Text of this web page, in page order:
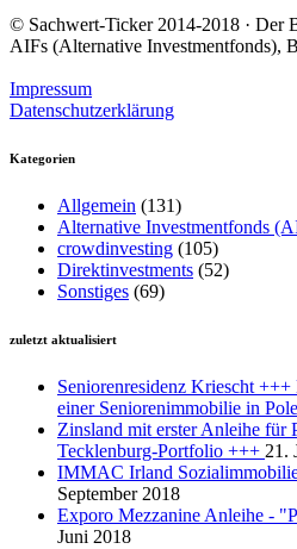
© Sachwert-Ticker 2014-2018 · Der
AIFs (Alternative Investmentfonds),
Impressum
Datenschutzerklärung
Kategorien
Allgemein (131)
Alternative Investmentfonds
crowdinvesting (105)
Direktinvestments (52)
Sonstiges (69)
zuletzt aktualisiert
Seniorenresidenz Kriescht
einer Seniorenimmobilie in
Zinsland mit erster Anleihe für
Tecklenburg-Portfolio +++ 21.
IMMAC Irland
September 2018
Exporo Mezzanine Anleihe -
Juni 2018